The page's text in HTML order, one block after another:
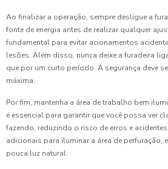
Ao finalizar a operação, sempre desligue a
fonte de energia antes de realizar qualquer
fundamental para evitar acionamentos
lesões. Além disso, nunca deixe a furadeira
que por um curto período. A segurança deve
máxima.
Por fim, mantenha a área de trabalho bem
é essencial para garantir que você possa ver
fazendo, reduzindo o risco de erros e
adicionais para iluminar a área de perfuração,
pouca luz natural.